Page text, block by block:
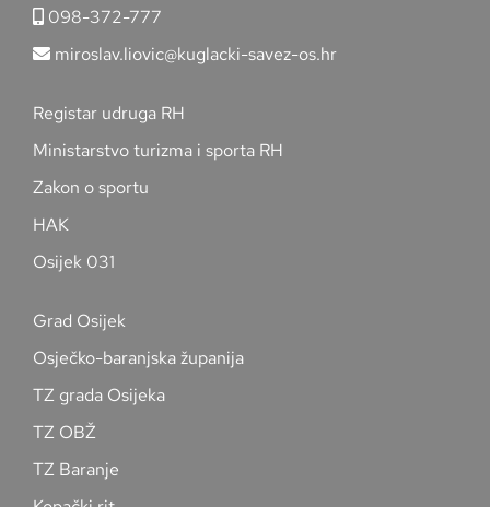
098-372-777
miroslav.liovic@kuglacki-savez-os.hr
Registar udruga RH
Ministarstvo turizma i sporta RH
Zakon o sportu
HAK
Osijek 031
Grad Osijek
Osječko-baranjska županija
TZ grada Osijeka
TZ OBŽ
TZ Baranje